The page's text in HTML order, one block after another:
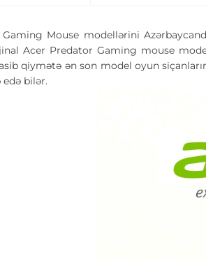
Mouse modellərini
Acer Predator Gaming mouse
qiymətə ən son model oyun
edə bilər.